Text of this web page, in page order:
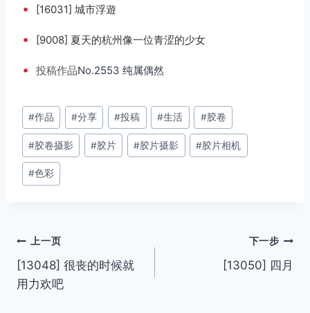
• [16031] 城市浮遊
• [9008] 夏天的杭州像一位青涩的少女
• 投稿作品No.2553 纯属偶然
文
章
标
签：
#作品 #分享 #投稿 #生活 #胶卷
#胶卷摄影 #胶片 #胶片摄影 #胶片相机
#色彩
文
章
上一页
[13048] 很丧的时候就
用力欢吧
下一步
[13050] 四月